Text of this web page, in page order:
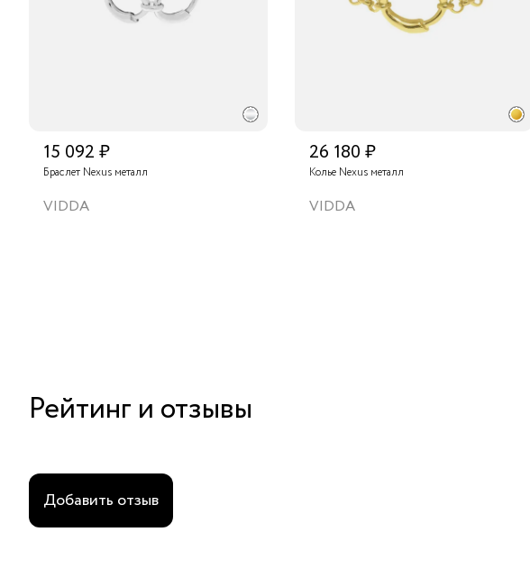
15 092 ₽
Браслет Nexus металл
VIDDA
26 180 ₽
Колье Nexus металл
VIDDA
Рейтинг и отзывы
Добавить отзыв